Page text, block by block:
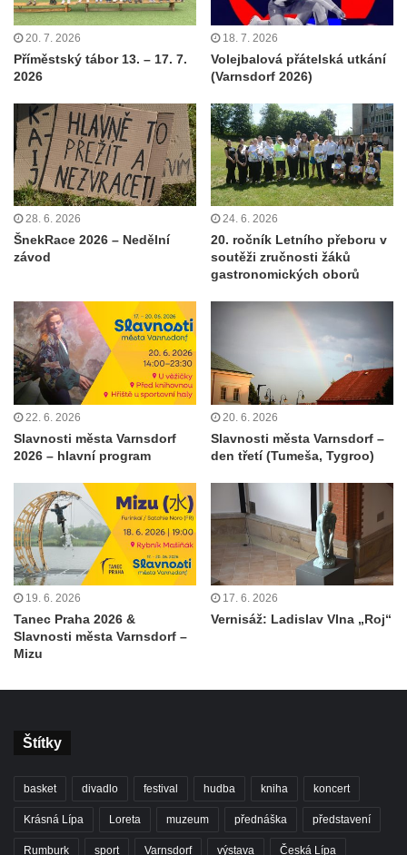
20. 7. 2026
Příměstský tábor 13. – 17. 7.
2026
18. 7. 2026
Volejbalová přátelská utkání
(Varnsdorf 2026)
28. 6. 2026
ŠnekRace 2026 – Nedělní
závod
24. 6. 2026
20. ročník Letního přeboru v
soutěži zručnosti žáků
gastronomických oborů
22. 6. 2026
Slavnosti města Varnsdorf
2026 – hlavní program
20. 6. 2026
Slavnosti města Varnsdorf –
den třetí (Tumeša, Tygroo)
19. 6. 2026
Tanec Praha 2026 &
Slavnosti města Varnsdorf –
Mizu
17. 6. 2026
Vernisáž: Ladislav Vlna „Roj“
Štítky
basket divadlo festival hudba kniha koncert
Krásná Lípa Loreta muzeum přednáška představení
Rumburk sport Varnsdorf výstava Česká Lípa